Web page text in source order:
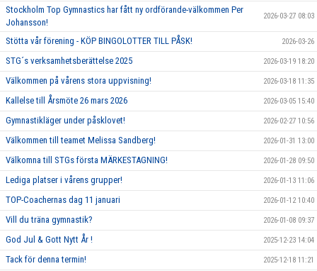
Stockholm Top Gymnastics har fått ny ordförande-välkommen Per
Johansson!
2026-03-27 08:03
Stötta vår förening - KÖP BINGOLOTTER TILL PÅSK! 2026-03-26
STG´s verksamhetsberättelse 2025 2026-03-19 18:20
Välkommen på vårens stora uppvisning! 2026-03-18 11:35
Kallelse till Årsmöte 26 mars 2026 2026-03-05 15:40
Gymnastikläger under påsklovet! 2026-02-27 10:56
Välkommen till teamet Melissa Sandberg! 2026-01-31 13:00
Välkomna till STGs första MÄRKESTAGNING! 2026-01-28 09:50
Lediga platser i vårens grupper! 2026-01-13 11:06
TOP-Coachernas dag 11 januari 2026-01-12 10:40
Vill du träna gymnastik? 2026-01-08 09:37
God Jul & Gott Nytt År ! 2025-12-23 14:04
Tack för denna termin! 2025-12-18 11:21